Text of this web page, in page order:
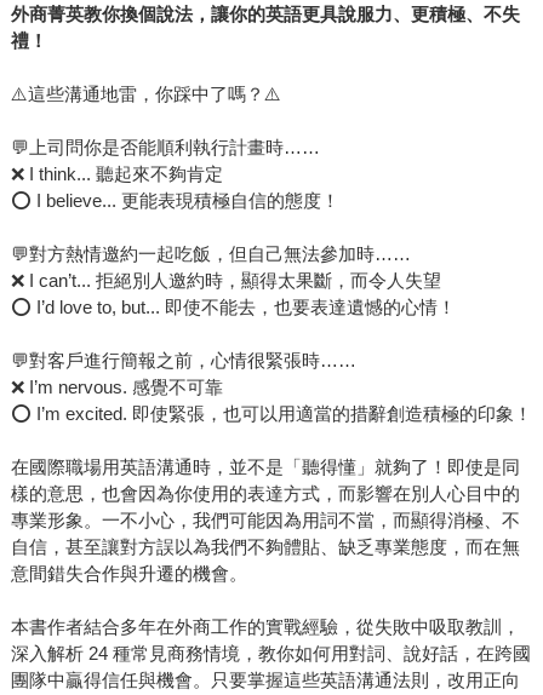
外商菁英教你換個說法，讓你的英語更具說服力、更積極、不失
禮！
⚠️這些溝通地雷，你踩中了嗎？⚠️
💬上司問你是否能順利執行計畫時……
❌ I think... 聽起來不夠肯定
⭕ I believe... 更能表現積極自信的態度！
💬對方熱情邀約一起吃飯，但自己無法參加時……
❌ I can’t... 拒絕別人邀約時，顯得太果斷，而令人失望
⭕ I’d love to, but... 即使不能去，也要表達遺憾的心情！
💬對客戶進行簡報之前，心情很緊張時……
❌ I’m nervous. 感覺不可靠
⭕ I’m excited. 即使緊張，也可以用適當的措辭創造積極的印象！
在國際職場用英語溝通時，並不是「聽得懂」就夠了！即使是同
樣的意思，也會因為你使用的表達方式，而影響在別人心目中的
專業形象。一不小心，我們可能因為用詞不當，而顯得消極、不
自信，甚至讓對方誤以為我們不夠體貼、缺乏專業態度，而在無
意間錯失合作與升遷的機會。
本書作者結合多年在外商工作的實戰經驗，從失敗中吸取教訓，
深入解析 24 種常見商務情境，教你如何用對詞、說好話，在跨國
團隊中贏得信任與機會。只要掌握這些英語溝通法則，改用正向